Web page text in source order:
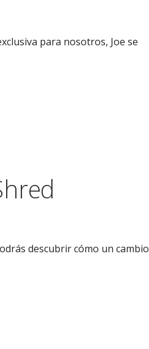
para nosotros, Joe se
descubrir cómo un cambio